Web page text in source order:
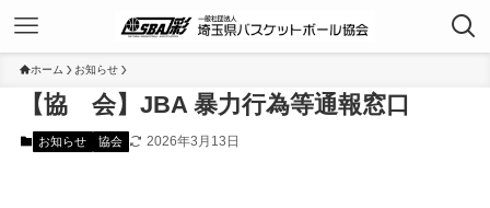
ホーム お知らせ
【協 会】JBA 暴力行為等通報窓口
お知らせ 協会 2026年3月13日